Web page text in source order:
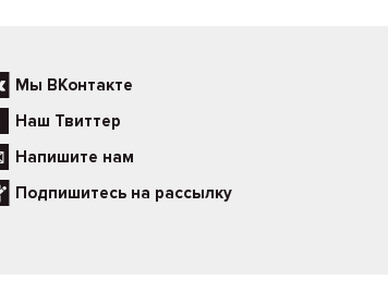
Мы ВКонтакте
Наш Твиттер
Напишите нам
Подпишитесь на рассылку